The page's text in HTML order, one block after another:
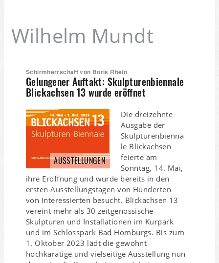
Wilhelm Mundt
Schirmherrschaft von Boris Rhein
Gelungener Auftakt: Skulpturenbiennale
Blickachsen 13 wurde eröffnet
AUSSTELLUNGEN
Die dreizehnte
Ausgabe der
Skulpturenbienna
le Blickachsen
feierte am
Sonntag, 14. Mai,
ihre Eröffnung und wurde bereits in den
ersten Ausstellungstagen von Hunderten
von Interessierten besucht. Blickachsen 13
vereint mehr als 30 zeitgenössische
Skulpturen und Installationen im Kurpark
und im Schlosspark Bad Homburgs. Bis zum
1. Oktober 2023 lädt die gewohnt
hochkarätige und vielseitige Ausstellung nun